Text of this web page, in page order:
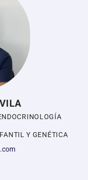
Y GENÉTICA